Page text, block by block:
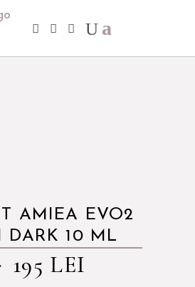
AMIEA EVO2
DARK 10 ML
195 LEI